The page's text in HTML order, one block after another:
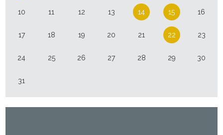
10 11 12 13 14 15 16
17 18 19 20 21 22 23
24 25 26 27 28 29 30
31